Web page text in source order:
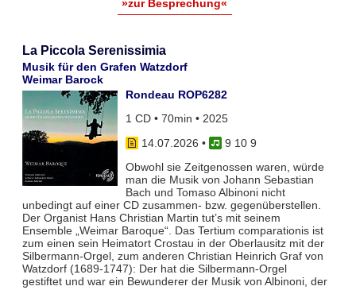
»zur Besprechung«
La Piccola Serenissimia
Musik für den Grafen Watzdorf
Weimar Barock
Rondeau ROP6282
1 CD • 70min • 2025
14.07.2026 •
9 10 9
Obwohl sie Zeitgenossen waren, würde
man die Musik von Johann Sebastian
Bach und Tomaso Albinoni nicht
unbedingt auf einer CD zusammen- bzw. gegenüberstellen.
Der Organist Hans Christian Martin tut’s mit seinem
Ensemble „Weimar Baroque“. Das Tertium comparationis ist
zum einen sein Heimatort Crostau in der Oberlausitz mit der
Silbermann-Orgel, zum anderen Christian Heinrich Graf von
Watzdorf (1689-1747): Der hat die Silbermann-Orgel
gestiftet und war ein Bewunderer der Musik von Albinoni, der